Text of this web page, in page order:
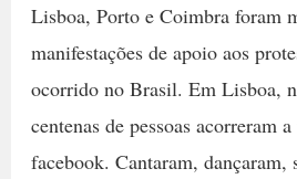
Lisboa, Porto e Coimbra foram
manifestações de apoio aos
ocorrido no Brasil. Em Lisboa,
centenas de pessoas acorreram
facebook. Cantaram, dançaram,